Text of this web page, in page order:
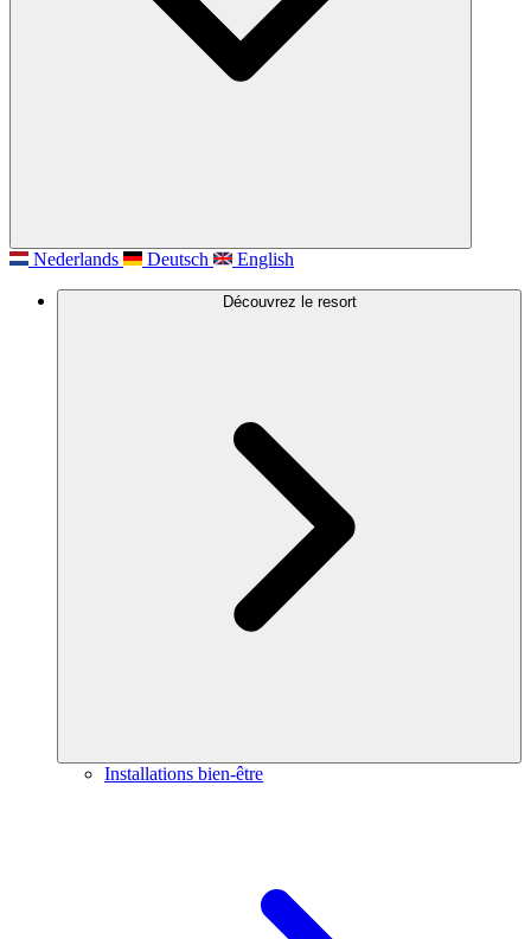
Nederlands Deutsch English
Découvrez le resort
Installations bien-être